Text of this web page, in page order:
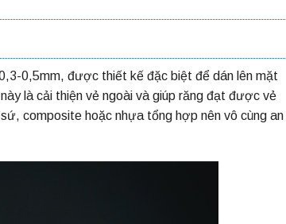
0,5mm, được thiết kế đặc biệt để dán lên mặt
là cải thiện vẻ ngoài và giúp răng đạt được vẻ
composite hoặc nhựa tổng hợp nên vô cùng an